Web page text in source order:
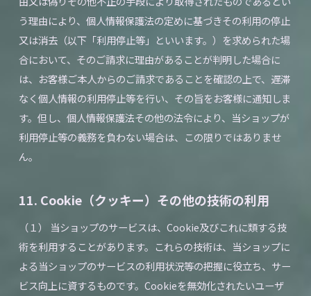
う理由により、個人情報保護法の定めに基づきその利用の停止
又は消去（以下「利用停止等」といいます。）を求められた場
合において、そのご請求に理由があることが判明した場合に
は、お客様ご本人からのご請求であることを確認の上で、遅滞
なく個人情報の利用停止等を行い、その旨をお客様に通知しま
す。但し、個人情報保護法その他の法令により、当ショップが
利用停止等の義務を負わない場合は、この限りではありませ
ん。
11. Cookie（クッキー）その他の技術の利用
（１） 当ショップのサービスは、Cookie及びこれに類する技
術を利用することがあります。これらの技術は、当ショップに
よる当ショップのサービスの利用状況等の把握に役立ち、サー
ビス向上に資するものです。Cookieを無効化されたいユーザ